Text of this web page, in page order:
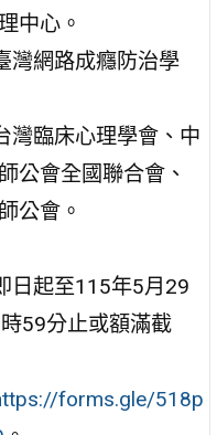
中心。
灣網路成癮防治學
灣臨床心理學會、中
公會全國聯合會、
公會。
日起至115年5月29
59分止或額滿截
forms.gle/518p